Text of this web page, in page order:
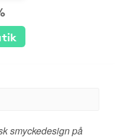
smyckedesign på